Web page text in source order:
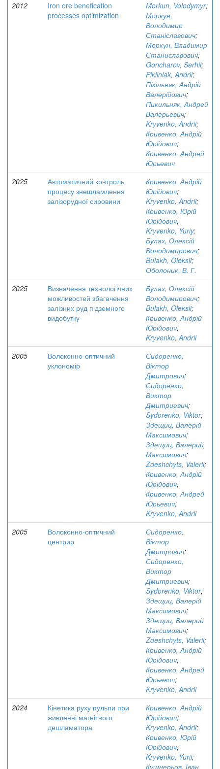
2012
Iron ore benefication
processes optimization
Morkun, Volodymyr;
Моркун,
Володимир
Станіславович;
Моркун, Владимир
Станиславович;
Goncharov, Serhii;
Pikilniak, Andrii;
Пікільняк, Андрій
Валерійович;
Пикильняк, Андрей
Валерьевич;
Kryvenko, Andrii;
Кривенко, Андрій
Юрійович;
Кривенко, Андрей
Юрьевич
2025
Автоматичний контроль
процесу знешламлення
залізорудної сировини
Кривенко, Андрій
Юрійович;
Kryvenko, Andrii;
Кривенко, Юрій
Юрійович;
Kryvenko, Yuriy;
Булах, Олексій
Володимирович;
Bulakh, Oleksii;
Оболоник, В. Г.
2025
Визначення технологічних
можливостей збагачення
залізних руд підземного
видобутку
Булах, Олексій
Володимирович;
Bulakh, Oleksii;
Кривенко, Андрій
Юрійович;
Kryvenko, Andrii
2005
Волоконно-оптичний
уклономір
Сидоренко,
Віктор
Дмитрович;
Сидоренко,
Виктор
Дмитриевич;
Sydorenko, Viktor;
Здещиц, Валерій
Максимович;
Здещиц, Валерий
Максимович;
Zdeshchyts, Valerii;
Кривенко, Андрій
Юрійович;
Кривенко, Андрей
Юрьевич;
Kryvenko, Andrii
2005
Волоконно-оптичний
центрир
Сидоренко,
Віктор
Дмитрович;
Сидоренко,
Виктор
Дмитриевич;
Sydorenko, Viktor;
Здещиц, Валерій
Максимович;
Здещиц, Валерий
Максимович;
Zdeshchyts, Valerii;
Кривенко, Андрій
Юрійович;
Кривенко, Андрей
Юрьевич;
Kryvenko, Andrii
2024
Кінетика руху пульпи при
живленні магнітного
дешламатора
Кривенко, Андрій
Юрійович;
Kryvenko, Andrii;
Кривенко, Юрій
Юрійович;
Kryvenko, Yurii;
Кушнерьов, Іван